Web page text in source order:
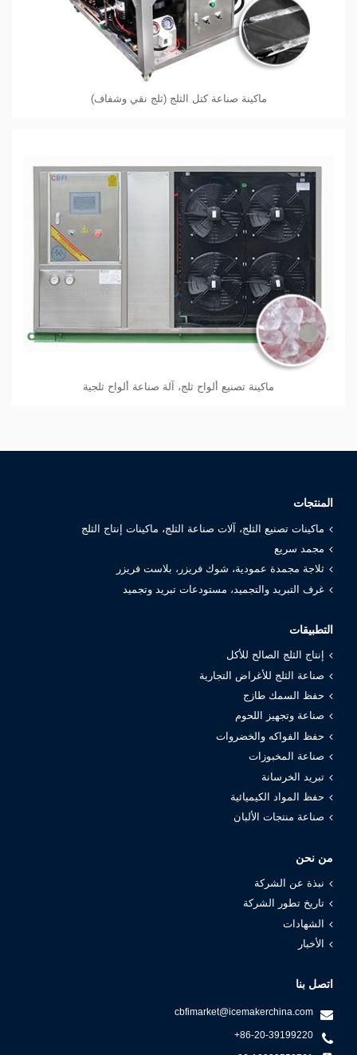
ماكينة صناعة كتل الثلج (ثلج نقي وشفاف)
ماكينة تصنيع ألواح ثلج، آلة صناعة ألواح ثلجية
المنتجات
ماكينات تصنيع الثلج، آلات صناعة الثلج، ماكينات إنتاج الثلج
مجمد سريع
ثلاجة مجمدة عمودية، شوك فريزر، بلاست فريزر
غرف التبريد والتجميد، مستودعات تبريد وتجميد
التطبيقات
إنتاج الثلج الصالح للأكل
صناعة الثلج للأغراض التجارية
حفظ السمك طازج
صناعة وتجهيز اللحوم
حفظ الفواكه والخضروات
صناعة المخبوزات
تبريد الخرسانة
حفظ المواد الكيميائية
صناعة منتجات الألبان
من نحن
نبذة عن الشركة
تاريخ تطور الشركة
الشهادات
الأخبار
اتصل بنا
cbfimarket@icemakerchina.com
+86-20-39199220